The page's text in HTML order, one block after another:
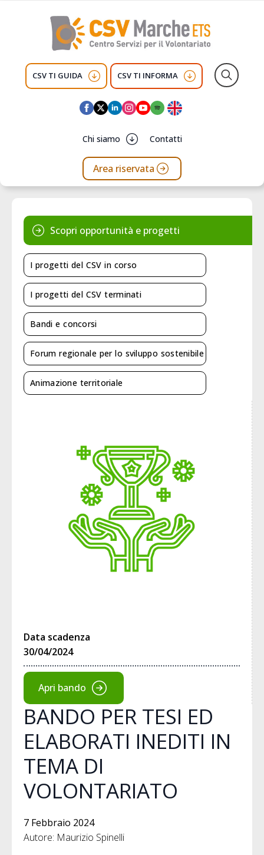
CSV TI GUIDA CSV TI INFORMA
Chi siamo Contatti
Area riservata
Data scadenza
30/04/2024
Apri bando
BANDO PER TESI ED
ELABORATI INEDITI IN
TEMA DI
VOLONTARIATO
7 Febbraio 2024
Autore: Maurizio Spinelli
Scopri opportunità e progetti
I progetti del CSV in corso
I progetti del CSV terminati
Bandi e concorsi
Forum regionale per lo sviluppo sostenibile
Animazione territoriale